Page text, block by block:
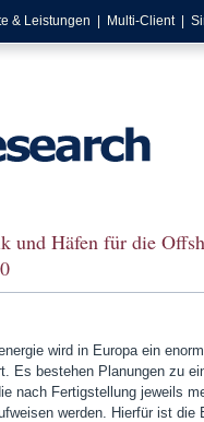
& Leistungen Multi-Client|
und Häfen für die
wird in Europa ein
Es bestehen Planungen zu
nach Fertigstellung jeweils
werden. Hierfür ist die